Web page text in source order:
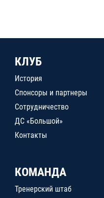
КЛУБ
История
Спонсоры и партнеры
Сотрудничество
ДС «Большой»
Контакты
КОМАНДА
Тренерский штаб